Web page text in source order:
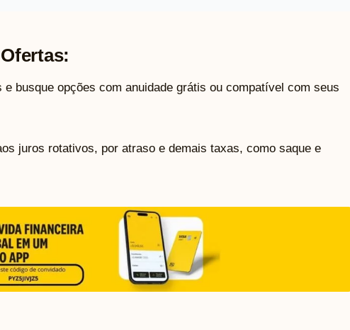
e busque opções com anuidade grátis ou compatível com seus
juros rotativos, por atraso e demais taxas, como saque e